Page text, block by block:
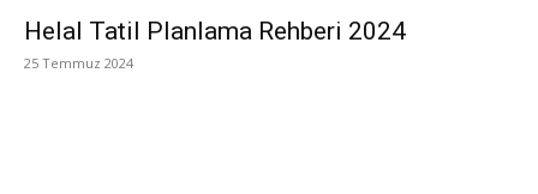
Helal Tatil Planlama Rehberi 2024
25 Temmuz 2024